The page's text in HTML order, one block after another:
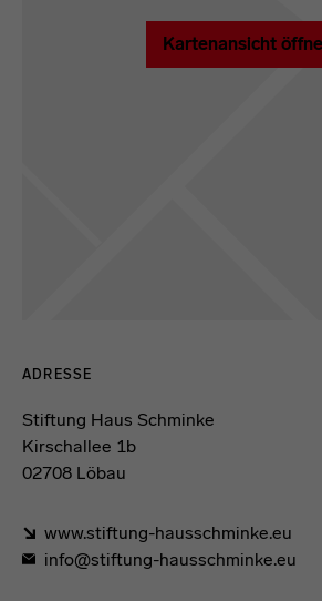
Kartenansicht
Kontaktdaten und
ADRESSE
Stiftung Haus Schminke
Kirschallee 1b
02708 Löbau
www.stiftung-hausschminke.eu
info@stiftung-hausschminke.eu